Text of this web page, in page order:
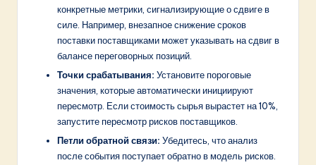
конкретные метрики, сигнализирующие о сдвиге в
силе. Например, внезапное снижение сроков
поставки поставщиками может указывать на сдвиг в
балансе переговорных позиций.
Точки срабатывания: Установите пороговые
значения, которые автоматически инициируют
пересмотр. Если стоимость сырья вырастет на 10%,
запустите пересмотр рисков поставщиков.
Петли обратной связи: Убедитесь, что анализ
после события поступает обратно в модель рисков.